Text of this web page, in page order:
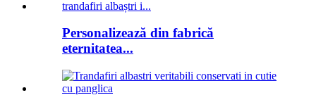
Personalizează din fabrică
eternitatea...